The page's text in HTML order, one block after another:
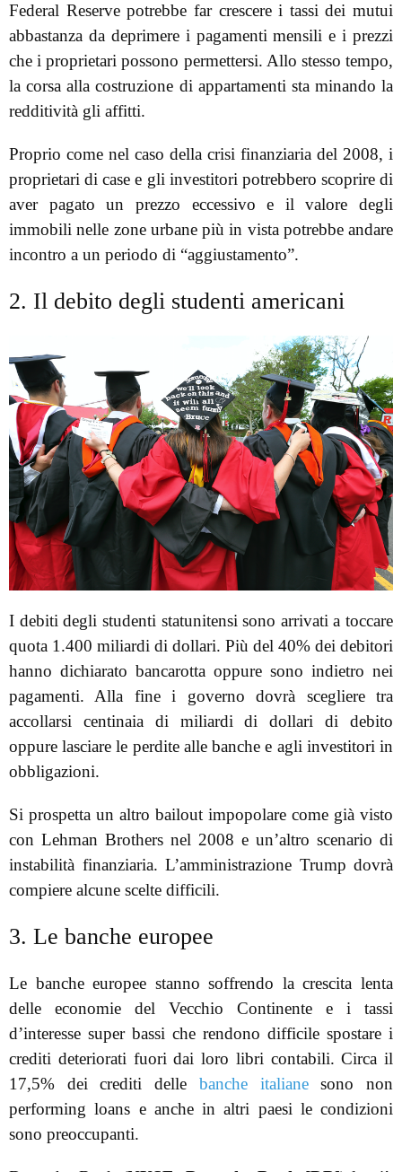
Federal Reserve potrebbe far crescere i tassi dei mutui
abbastanza da deprimere i pagamenti mensili e i prezzi
che i proprietari possono permettersi. Allo stesso tempo,
la corsa alla costruzione di appartamenti sta minando la
redditività gli affitti.
Proprio come nel caso della crisi finanziaria del 2008, i
proprietari di case e gli investitori potrebbero scoprire di
aver pagato un prezzo eccessivo e il valore degli
immobili nelle zone urbane più in vista potrebbe andare
incontro a un periodo di “aggiustamento”.
2. Il debito degli studenti americani
I debiti degli studenti statunitensi sono arrivati a toccare
quota 1.400 miliardi di dollari. Più del 40% dei debitori
hanno dichiarato bancarotta oppure sono indietro nei
pagamenti. Alla fine i governo dovrà scegliere tra
accollarsi centinaia di miliardi di dollari di debito
oppure lasciare le perdite alle banche e agli investitori in
obbligazioni.
Si prospetta un altro bailout impopolare come già visto
con Lehman Brothers nel 2008 e un’altro scenario di
instabilità finanziaria. L’amministrazione Trump dovrà
compiere alcune scelte difficili.
3. Le banche europee
Le banche europee stanno soffrendo la crescita lenta
delle economie del Vecchio Continente e i tassi
d’interesse super bassi che rendono difficile spostare i
crediti deteriorati fuori dai loro libri contabili. Circa il
17,5% dei crediti delle banche italianesono non
performing loans e anche in altri paesi le condizioni
sono preoccupanti.